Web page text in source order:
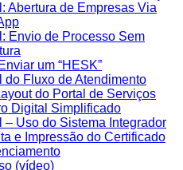
Abertura de Empresas Via
Envio de Processo Sem
um “HESK”
do Fluxo de Atendimento
do Portal de Serviços
Digital Simplificado
– Uso do Sistema Integrador
e Impressão do Certificado
(vídeo)